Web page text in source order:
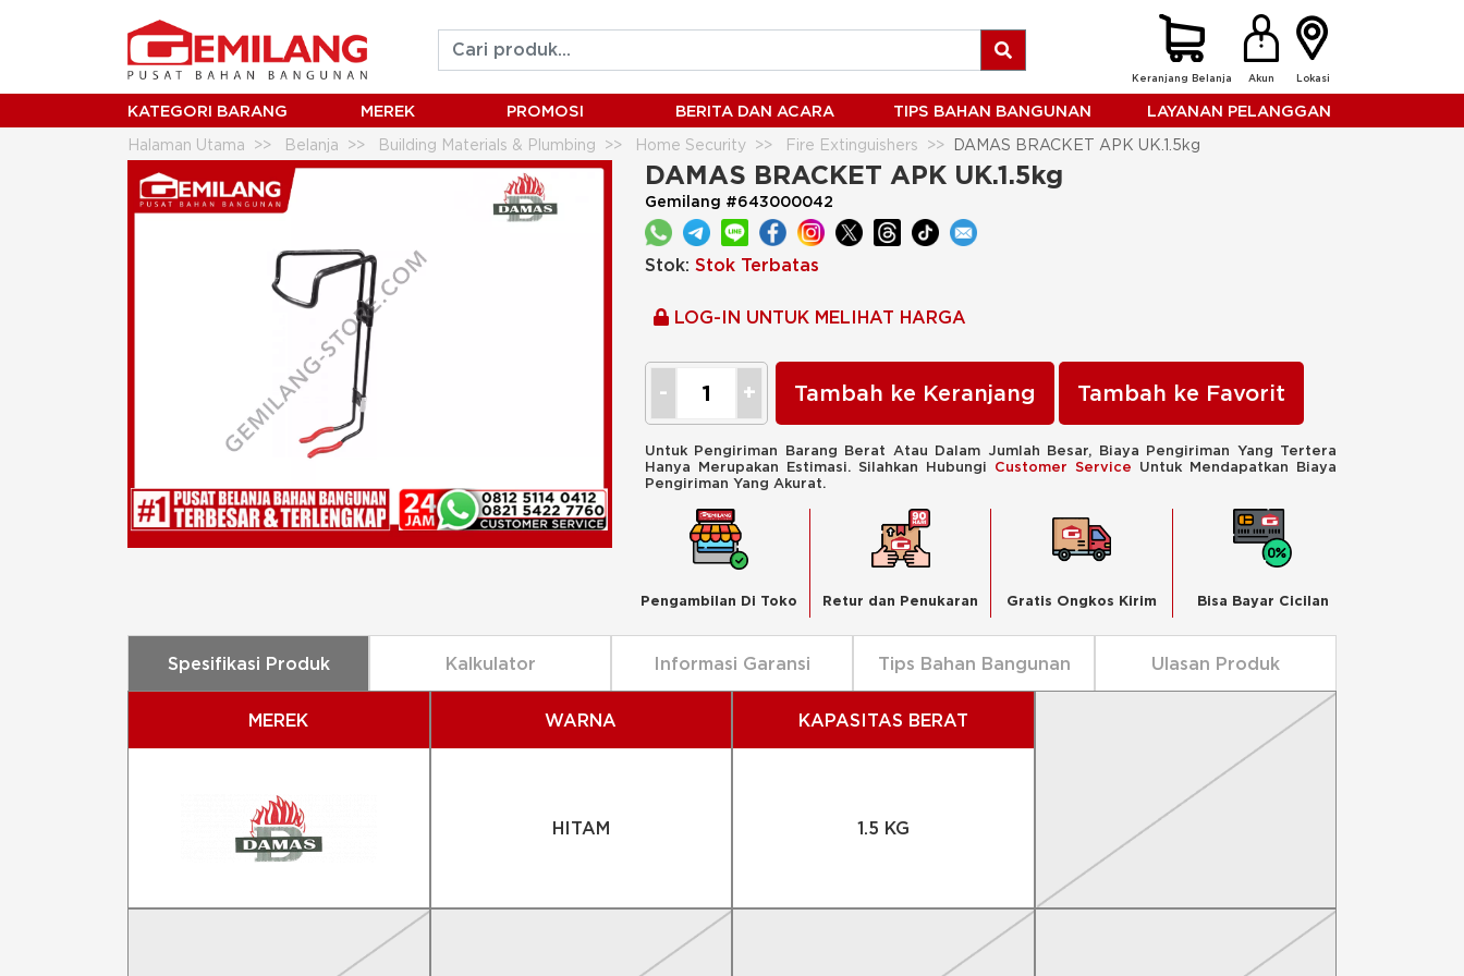
Keranjang Belanja Akun Lokasi
KATEGORI BARANG MEREK PROMOSI BERITA DAN ACARA TIPS BAHAN BANGUNAN LAYANAN PELANGGAN
Halaman Utama Belanja Building Materials & Plumbing Home Security Fire Extinguishers DAMAS BRACKET APK UK.1.5kg
DAMAS BRACKET APK UK.1.5kg
Gemilang #643000042
Stok: Stok Terbatas
LOG-IN UNTUK MELIHAT HARGA
Tambah ke Keranjang Tambah ke Favorit
Untuk Pengiriman Barang Berat Atau Dalam Jumlah Besar, Biaya Pengiriman Yang Tertera
Hanya Merupakan Estimasi. Silahkan Hubungi Customer Service Untuk Mendapatkan Biaya
Pengiriman Yang Akurat.
Pengambilan Di Toko Retur dan Penukaran Gratis Ongkos Kirim Bisa Bayar Cicilan
Spesifikasi Produk Kalkulator Informasi Garansi Tips Bahan Bangunan Ulasan Produk
MEREK WARNA
HITAM
KAPASITAS BERAT
1.5 KG